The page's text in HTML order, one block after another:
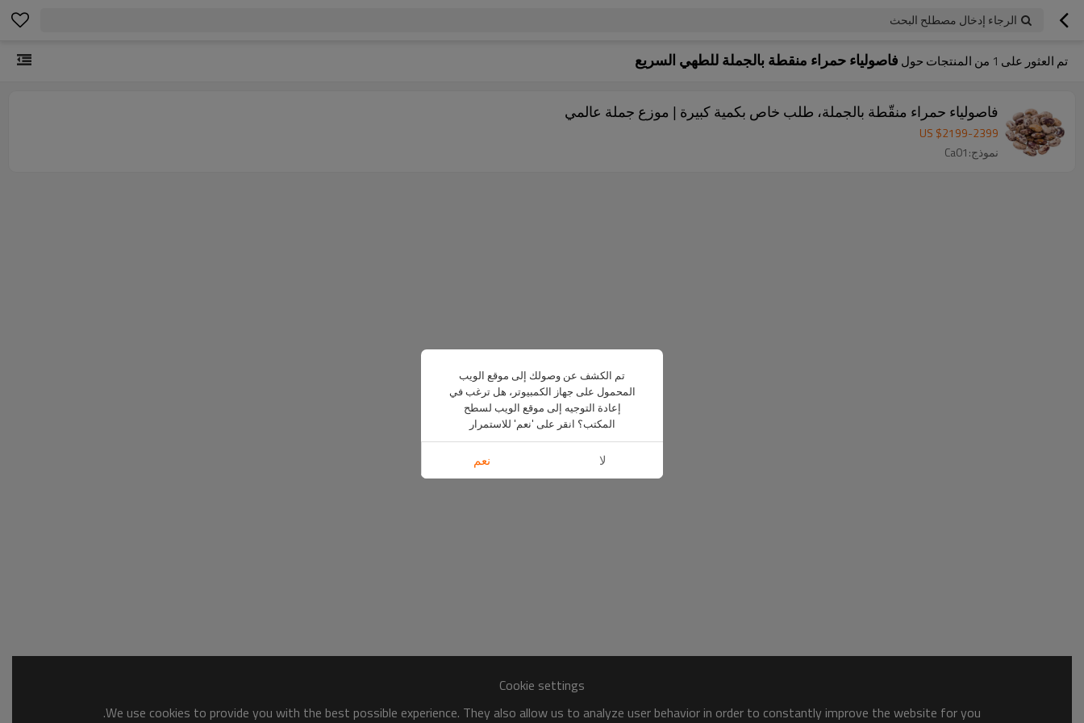
الرجاء إدخال مصطلح البحث
تم العثور على 1 من المنتجات حول فاصولياء حمراء منقطة بالجملة للطهي السريع
فاصولياء حمراء منقّطة بالجملة، طلب خاص بكمية كبيرة | موزع جملة عالمي
US $2199-2399
نموذج:Ca01
Cookie settings
We use cookies to provide you with the best possible experience. They also allow us to analyze user behavior in order to constantly improve the website for you.
تم الكشف عن وصولك إلى موقع الويب
المحمول على جهاز الكمبيوتر، هل ترغب في
إعادة التوجيه إلى موقع الويب لسطح
المكتب؟ انقر على 'نعم' للاستمرار
لا نعم